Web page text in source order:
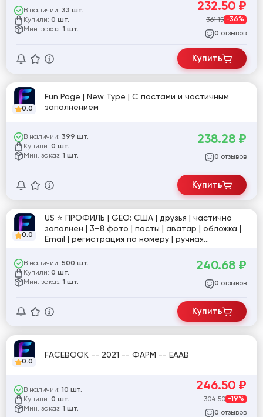
В наличии: 33 шт.
Купили: 0 шт.
Мин. заказ: 1 шт.
232.50 ₽
361.15 -36%
0 отзывов
Купить
0.0
Fun Page | New Type | C постами и частичным
заполнением
В наличии: 399 шт.
Купили: 0 шт.
Мин. заказ: 1 шт.
238.28 ₽
0 отзывов
Купить
0.0
US ⭐️ ПРОФИЛЬ | GEO: США | друзья | частично
заполнен | 3–8 фото | посты | аватар | обложка |
Email | регистрация по номеру | ручная
фото для подтверждения | №1/2
В наличии: 500 шт.
Купили: 0 шт.
Мин. заказ: 1 шт.
240.68 ₽
0 отзывов
Купить
0.0
FACEBOOK -- 2021 -- ФАРМ -- EAAB
В наличии: 10 шт.
Купили: 0 шт.
Мин. заказ: 1 шт.
246.50 ₽
304.50 -19%
0 отзывов